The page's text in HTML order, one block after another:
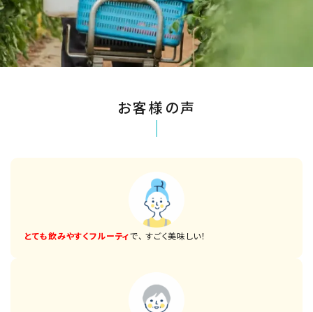
お客様の声
とても飲みやすくフルーティで、 すごく美味しい！